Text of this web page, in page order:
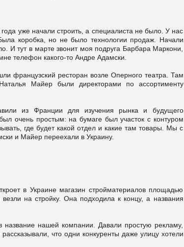
уже начали строить, а специалиста не было. У нас
коробка, но не было технологии продаж. Начали
И тут в марте звонит моя подруга Барбара Маркони,
телефон какого-то Андре Адамски.
французский ресторан возле Оперного театра. Там
Майер были директорами по ассортименту
из Франции для изучения рынка и будущего
очень простым: на бумаге был участок с контуром
где будет какой отдел и какие там товары. Мы с
и Майер переехали в Украину.
в Украине магазин стройматериалов площадью
на стройку. Она подходила к концу, а названия
название нашей компании. Давали простую рекламу,
что одни конкуренты даже улицу хотели